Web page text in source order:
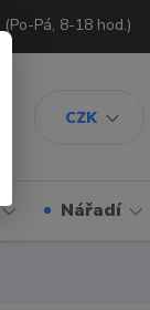
CZK
(Po-Pá, 8-18 hod.)
Nářadí